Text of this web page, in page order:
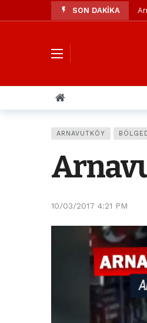
SON DAKİKA
ARNAVUTKÖY
10/03/2017 4:21 PM